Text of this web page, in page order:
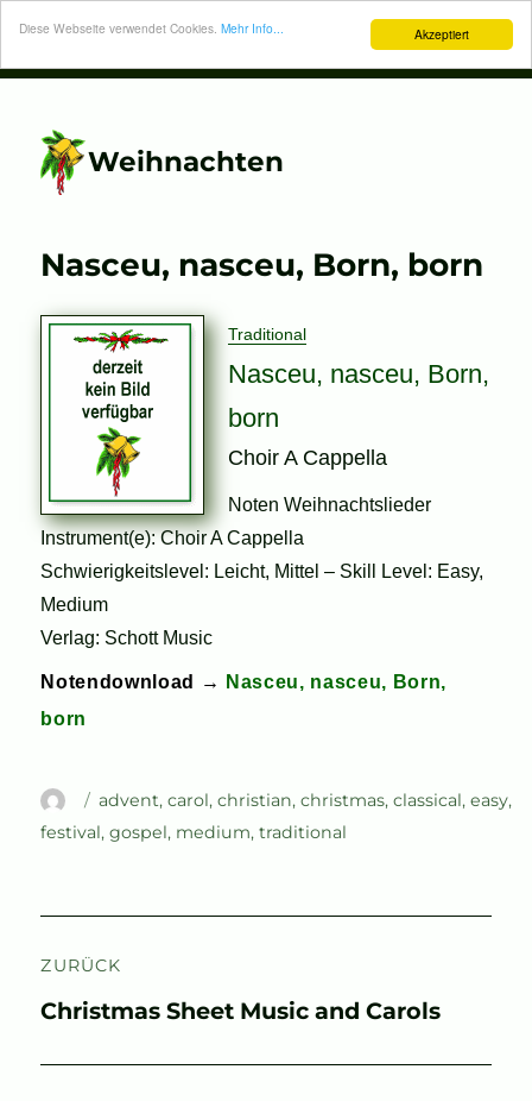
Akzeptiert
Diese Webseite verwendet Cookies. Mehr Info...
Weihnachten
Nasceu, nasceu, Born, born
Traditional
Nasceu, nasceu, Born,
born
Choir A Cappella
Noten Weihnachtslieder
Instrument(e): Choir A Cappella
Schwierigkeitslevel: Leicht, Mittel – Skill Level: Easy,
Medium
Verlag: Schott Music
Notendownload →
Nasceu, nasceu, Born,
born
Autor
Schlagwörter
advent,carol,christian,christmas,classical,easy,
festival,gospel, medium,traditional
ZURÜCK
Vorheriger
Christmas Sheet Music and Carols